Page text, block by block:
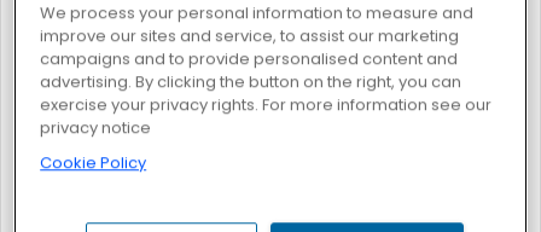
Goodgame Empire
We process your personal information to measure and
improve our sites and service, to assist our marketing
campaigns and to provide personalised content and
advertising. By clicking the button on the right, you can
exercise your privacy rights. For more information see our
privacy notice
Cookie Policy